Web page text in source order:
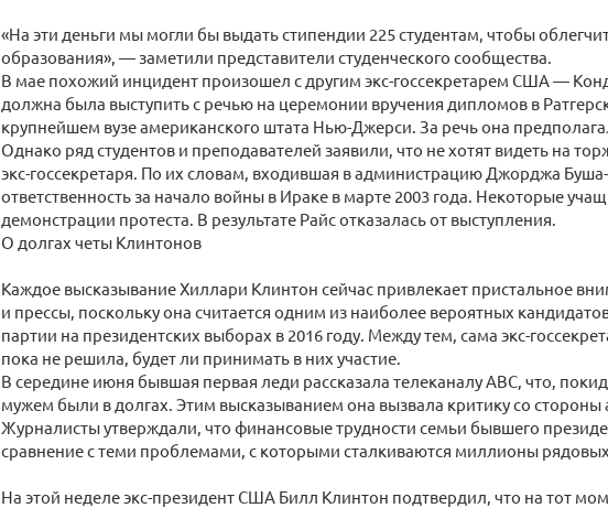
«На эти деньги мы могли бы выдать стипендии 225 студентам, чтобы
образования», — заметили представители студенческого сообщества.
В мае похожий инцидент произошел с другим экс-госсекретарем США —
должна была выступить с речью на церемонии вручения дипломов в
крупнейшем вузе американского штата Нью-Джерси. За речь она
Однако ряд студентов и преподавателей заявили, что не хотят видеть на
экс-госсекретаря. По их словам, входившая в администрацию Джорджа
ответственность за начало войны в Ираке в марте 2003 года. Некоторые
демонстрации протеста. В результате Райс отказалась от выступления.
О долгах четы Клинтонов
Каждое высказывание Хиллари Клинтон сейчас привлекает пристальное
и прессы, поскольку она считается одним из наиболее вероятных
партии на президентских выборах в 2016 году. Между тем, сама экс-
пока не решила, будет ли принимать в них участие.
В середине июня бывшая первая леди рассказала телеканалу ABC, что,
мужем были в долгах. Этим высказыванием она вызвала критику со стороны
Журналисты утверждали, что финансовые трудности семьи бывшего
сравнение с теми проблемами, с которыми сталкиваются миллионы
На этой неделе экс-президент США Билл Клинтон подтвердил, что на тот